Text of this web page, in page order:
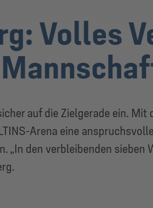
Volles
auf die Zielgerade ein. Mit
Arena eine
„In den verbleibenden sieben